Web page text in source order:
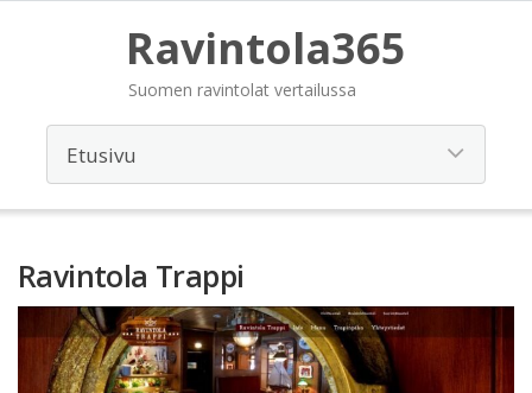
Ravintola365
Suomen ravintolat vertailussa
Ravintola Trappi